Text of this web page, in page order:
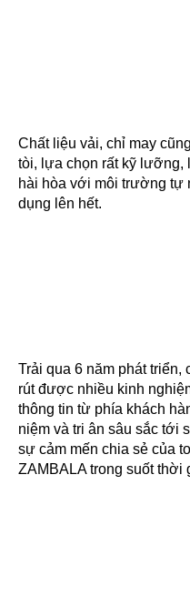
Chất liệu vải, chỉ may
tòi, lựa chọn rất kỹ lưỡng,
hài hòa với môi trường tự
dụng lên hết.
Trải qua 6 năm phát triển,
rút được nhiều kinh
thông tin từ phía khách
niệm và tri ân sâu sắc tới
sự cảm mến chia sẻ của
ZAMBALA trong suốt thời